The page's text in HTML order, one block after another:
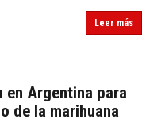
Leer más
en Argentina para
de la marihuana